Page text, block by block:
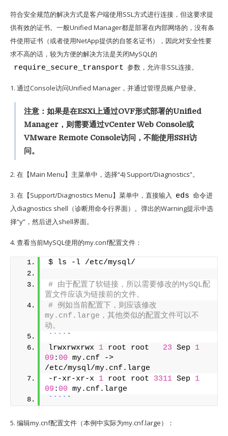
符合安全规范的解决方式是客户端使用SSL方式进行连接，但这要求提
供有效的证书。一般Unified Manager都是部署在内部网络的，没有条
件使用证书（或者使用NetApp提供的自签名证书），因此对安全性要
求不高的话，较为方便的解决方法是关闭MySQL的
require_secure_transport 参数，允许非SSL连接。
1. 通过Console访问Unified Manager，并通过管理员账户登录。
注意：如果是在ESXi上通过OVF形式部署的Unified
Manager，则需要通过vCenter Web Console或
VMware Remote Console访问，不能使用SSH访
问。
2. 在【Main Menu】主菜单中，选择“4) Support/Diagnostics”。
3. 在【Support/Diagnostics Menu】菜单中，直接输入 eds 命令进
入diagnostics shell（诊断用命令行界面）。弹出的Warning提示中选
择“y”，然后进入shell界面。
4. 查看当前MySQL使用的my.conf配置文件：
$ ls -l /etc/mysql/
# 由于配置了软链接，所以需要修改的MySQL配
置文件应该为链接前的文件。
# 例如当前配置下，则应该修改
my.cnf.large，其他类似的配置文件可以不
动。
`` `` `
lrwxrwxrwx 1 root root 23 Sep 1
09 : 00 my.cnf ->
/etc/mysql/my.cnf.large
-r-xr-xr-x 1 root root 3311 Sep 1
09 : 00 my.cnf.large
`` `` `
5. 编辑my.cnf配置文件（本例中实际为my.cnf.large）：